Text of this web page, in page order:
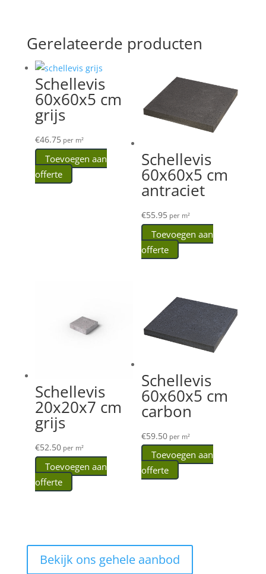
Gerelateerde producten
Schellevis
60x60x5 cm
grijs
€46.75per m²
Toevoegen aan
offerte
Schellevis
60x60x5 cm
antraciet
€55.95per m²
Toevoegen aan
offerte
Schellevis
20x20x7 cm
grijs
€52.50per m²
Toevoegen aan
offerte
Schellevis
60x60x5 cm
carbon
€59.50per m²
Toevoegen aan
offerte
Bekijk ons gehele aanbod